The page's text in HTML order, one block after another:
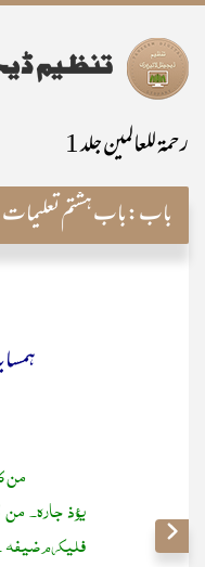
رحمۃ للعالمین جلد 1
باب:باب ہشتم تعلیمات نبویؐ فصل
من
یؤذ جارہ۔ من
فلیکرم